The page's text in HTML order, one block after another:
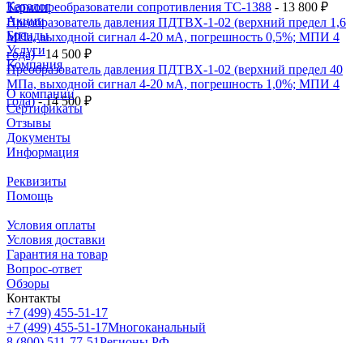
Термопреобразователи сопротивления ТС-1388 - 13 800 ₽
Преобразователь давления ПДТВХ-1-02 (верхний предел 1,6
МПа, выходной сигнал 4-20 мА, погрешность 0,5%; МПИ 4
года)- 14 500 ₽
Преобразователь давления ПДТВХ-1-02 (верхний предел 40
МПа, выходной сигнал 4-20 мА, погрешность 1,0%; МПИ 4
года)- 14 500 ₽
Каталог
Акции
Бренды
Услуги
Компания
О компании
Сертификаты
Отзывы
Документы
Информация
Реквизиты
Помощь
Условия оплаты
Условия доставки
Гарантия на товар
Вопрос-ответ
Обзоры
Контакты
+7 (499) 455-51-17
+7 (499) 455-51-17Многоканальный